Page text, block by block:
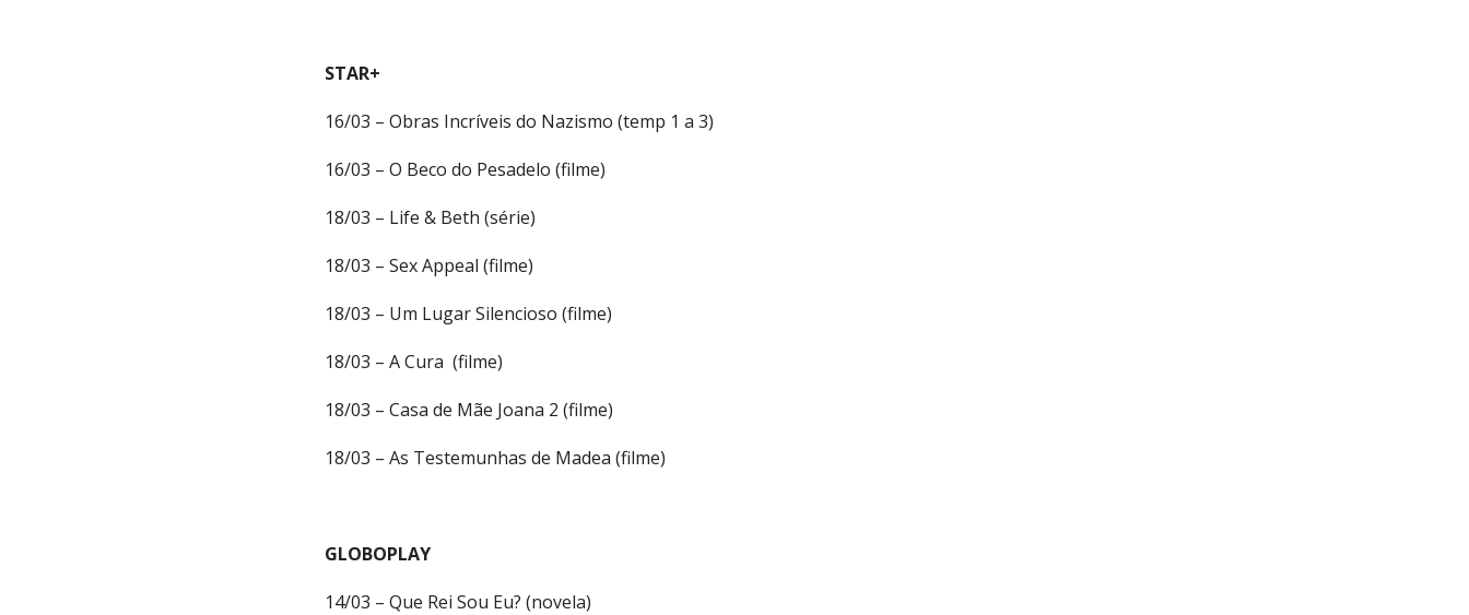
STAR+
16/03 – Obras Incríveis do Nazismo (temp 1 a 3)
16/03 – O Beco do Pesadelo (filme)
18/03 – Life & Beth (série)
18/03 – Sex Appeal (filme)
18/03 – Um Lugar Silencioso (filme)
18/03 – A Cura (filme)
18/03 – Casa de Mãe Joana 2 (filme)
18/03 – As Testemunhas de Madea (filme)
GLOBOPLAY
14/03 – Que Rei Sou Eu? (novela)